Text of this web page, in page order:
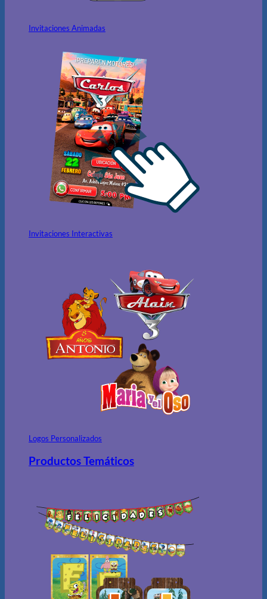
Invitaciones Animadas
Invitaciones Interactivas
Logos Personalizados
Productos Temáticos